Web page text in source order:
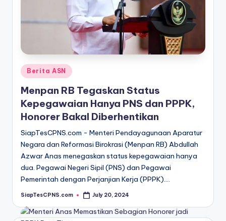
Posted
in
Berita ASN
Menpan RB Tegaskan Status
Kepegawaian Hanya PNS dan PPPK,
Honorer Bakal Diberhentikan
SiapTesCPNS.com - Menteri Pendayagunaan Aparatur
Negara dan Reformasi Birokrasi (Menpan RB) Abdullah
Azwar Anas menegaskan status kepegawaian hanya
dua. Pegawai Negeri Sipil (PNS) dan Pegawai
Pemerintah dengan Perjanjian Kerja (PPPK).…
Posted
SiapTesCPNS.com July 20, 2024